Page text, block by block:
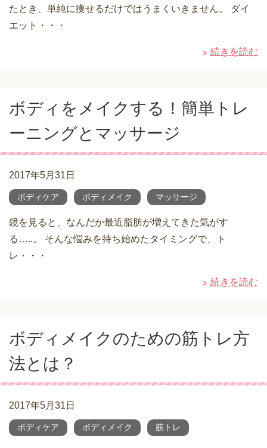
たとき、単純に痩せるだけではうまくいきません。 ダイ
エット・・・
続きを読む
ボディをメイクする！簡単トレ
ーニングとマッサージ
2017年5月31日
ボディケア ボディメイク マッサージ
鏡を見ると、なんだか最近脂肪が増えてきた気がす
る…..。 そんな悩みを持ち始めたタイミングで、ト
レ・・・
続きを読む
ボディメイクのための筋トレ方
法とは？
2017年5月31日
ボディケア ボディメイク 筋トレ